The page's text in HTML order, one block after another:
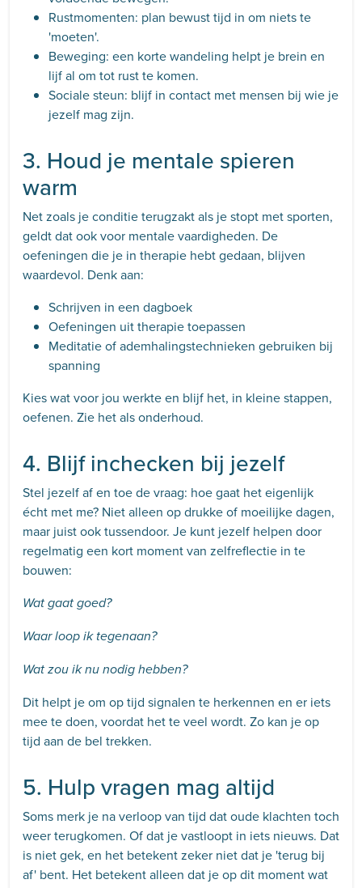
Rustmomenten: plan bewust tijd in om niets te
'moeten'.
Beweging: een korte wandeling helpt je brein en
lijf al om tot rust te komen.
Sociale steun: blijf in contact met mensen bij wie je
jezelf mag zijn.
3. Houd je mentale spieren
warm
Net zoals je conditie terugzakt als je stopt met sporten,
geldt dat ook voor mentale vaardigheden. De
oefeningen die je in therapie hebt gedaan, blijven
waardevol. Denk aan:
Schrijven in een dagboek
Oefeningen uit therapie toepassen
Meditatie of ademhalingstechnieken gebruiken bij
spanning
Kies wat voor jou werkte en blijf het, in kleine stappen,
oefenen. Zie het als onderhoud.
4. Blijf inchecken bij jezelf
Stel jezelf af en toe de vraag: hoe gaat het eigenlijk
écht met me? Niet alleen op drukke of moeilijke dagen,
maar juist ook tussendoor. Je kunt jezelf helpen door
regelmatig een kort moment van zelfreflectie in te
bouwen:
Wat gaat goed?
Waar loop ik tegenaan?
Wat zou ik nu nodig hebben?
Dit helpt je om op tijd signalen te herkennen en er iets
mee te doen, voordat het te veel wordt. Zo kan je op
tijd aan de bel trekken.
5. Hulp vragen mag altijd
Soms merk je na verloop van tijd dat oude klachten toch
weer terugkomen. Of dat je vastloopt in iets nieuws. Dat
is niet gek, en het betekent zeker niet dat je 'terug bij
af' bent. Het betekent alleen dat je op dit moment wat